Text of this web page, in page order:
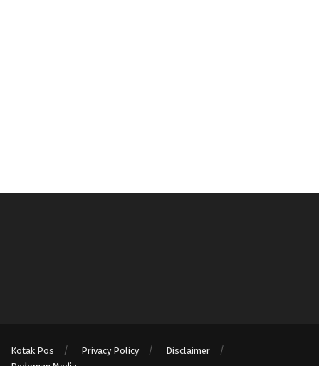
Kotak Pos Privacy Policy
Disclaimer